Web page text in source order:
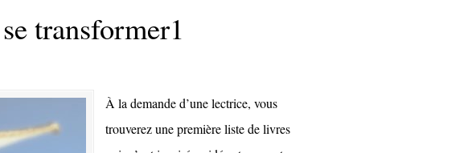
transformer1
À la demande d’une lectrice, vous
trouverez une première liste de livres